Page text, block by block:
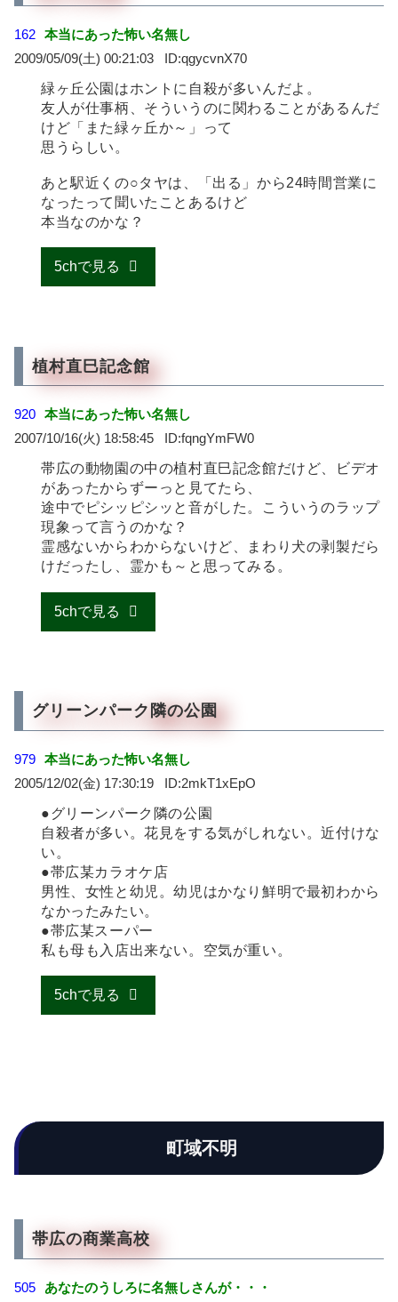
162 本当にあった怖い名無し
2009/05/09(土) 00:21:03
qgycvnX70
緑ヶ丘公園はホントに自殺が多いんだよ。
友人が仕事柄、そういうのに関わることがあるんだ
けど「また緑ヶ丘か～」って
思うらしい。
あと駅近くの○タヤは、「出る」から24時間営業に
なったって聞いたことあるけど
本当なのかな？
5chで見る
植村直巳記念館
920 本当にあった怖い名無し
2007/10/16(火) 18:58:45
fqngYmFW0
帯広の動物園の中の植村直巳記念館だけど、ビデオ
があったからずーっと見てたら、
途中でピシッピシッと音がした。こういうのラップ
現象って言うのかな？
霊感ないからわからないけど、まわり犬の剥製だら
けだったし、霊かも～と思ってみる。
5chで見る
グリーンパーク隣の公園
979 本当にあった怖い名無し
2005/12/02(金) 17:30:19
2mkT1xEpO
●グリーンパーク隣の公園
自殺者が多い。花見をする気がしれない。近付けな
い。
●帯広某カラオケ店
男性、女性と幼児。幼児はかなり鮮明で最初わから
なかったみたい。
●帯広某スーパー
私も母も入店出来ない。空気が重い。
5chで見る
町域不明
帯広の商業高校
505
あなたのうしろに名無しさんが・・・